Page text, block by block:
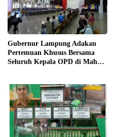
Gubernur Lampung Adakan
Pertemuan Khusus Bersama
Seluruh Kepala OPD di Mahan